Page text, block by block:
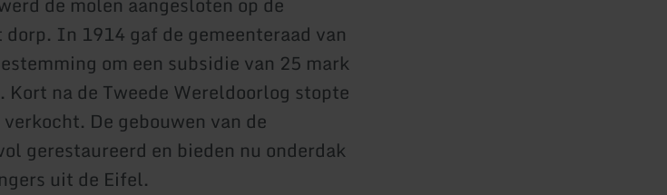
In 1914 gaf de gemeenteraad van
om een subsidie van 25 mark
na de Tweede Wereldoorlog stopte
De gebouwen van de
gerestaureerd en bieden nu onderdak
uit de Eifel.